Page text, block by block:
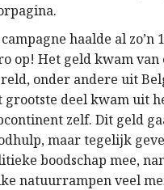
haalde al zo’n
op! Het geld kwam
onder andere uit
grootste deel kwam uit
zelf. Dit geld
maar tegelijk
boodschap mee,
natuurrampen veel